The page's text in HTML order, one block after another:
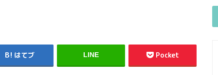
はてブ LINE Pocket